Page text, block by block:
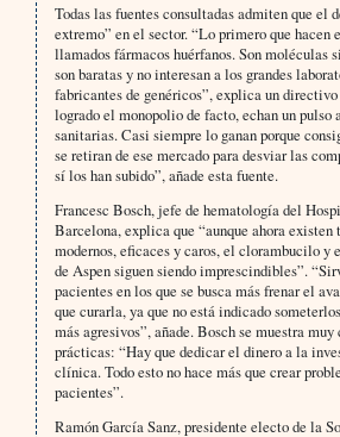
Todas las fuentes consultadas admiten que el
extremo” en el sector. “Lo primero que hacen
llamados fármacos huérfanos. Son moléculas
son baratas y no interesan a los grandes
fabricantes de genéricos”, explica un
logrado el monopolio de facto, echan un pulso
sanitarias. Casi siempre lo ganan porque
se retiran de ese mercado para desviar las
sí los han subido”, añade esta fuente.
Francesc Bosch, jefe de hematología del
Barcelona, explica que “aunque ahora existen
modernos, eficaces y caros, el clorambucilo y
de Aspen siguen siendo imprescindibles”.
pacientes en los que se busca más frenar el
que curarla, ya que no está indicado
más agresivos”, añade. Bosch se muestra
prácticas: “Hay que dedicar el dinero a la
clínica. Todo esto no hace más que crear
pacientes”.
Ramón García Sanz, presidente electo de la